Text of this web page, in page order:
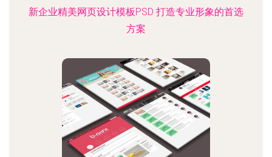
新企业精美网页设计模板PSD 打造专业形象的首选
方案